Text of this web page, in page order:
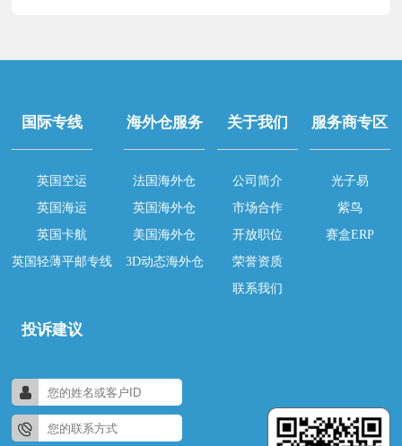
国际专线
英国空运
英国海运
英国卡航
英国轻薄平邮专线
海外仓服务
法国海外仓
英国海外仓
美国海外仓
3D动态海外仓
关于我们
公司简介
市场合作
开放职位
荣誉资质
联系我们
服务商专区
光子易
紫鸟
赛盒ERP
投诉建议